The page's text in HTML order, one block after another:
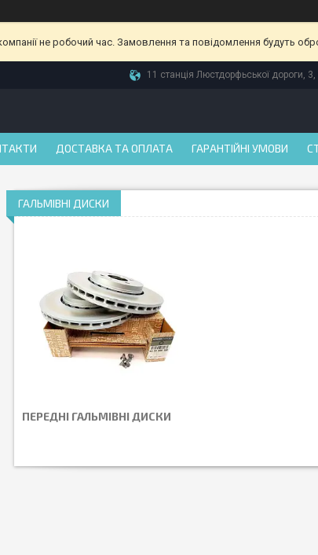
не робочий час. Замовлення та повідомлення будуть
11 станція Люстдорфьської дороги,
ДОСТАВКА ТА ОПЛАТА ГАРАНТІЙНІ УМОВИ
ГАЛЬМІВНІ ДИСКИ
ПЕРЕДНІ ГАЛЬМІВНІ ДИСКИ